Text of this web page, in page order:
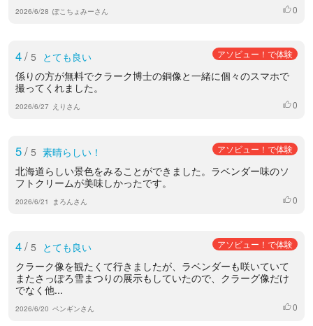
2026/6/28 ぽこちょみーさん いいね
0
4/ 5 とても良い アソビュー！で体験
係りの方が無料でクラーク博士の銅像と一緒に個々のスマホで
撮ってくれました。
2026/6/27 えりさん いいね
0
5/ 5 素晴らしい！ アソビュー！で体験
北海道らしい景色をみることができました。ラベンダー味のソ
フトクリームが美味しかったです。
2026/6/21 まろんさん いいね
0
4/ 5 とても良い アソビュー！で体験
クラーク像を観たくて行きましたが、ラベンダーも咲いていて
またさっぽろ雪まつりの展示もしていたので、クラーグ像だけ
でなく他...
2026/6/20 ペンギンさん いいね
0